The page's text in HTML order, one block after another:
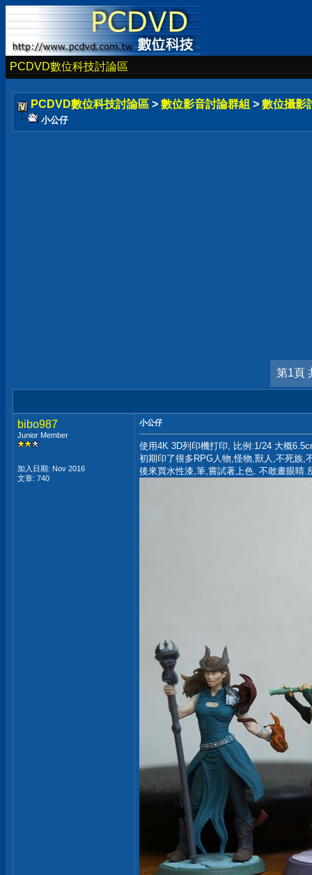
PCDVD數位科技討論區
PCDVD數位科技討論區 > 數位影音討論群組 > 數位攝影
小公仔
第1頁
bibo987
Junior Member
加入日期: Nov 2016
文章: 740
小公仔
使用4K 3D列印機打印, 比例:1/24 大概
初期印了很多RPG人物,怪物,獸人,不死族,
後來買水性漆,筆,嘗試著上色. 不敢畫眼睛.